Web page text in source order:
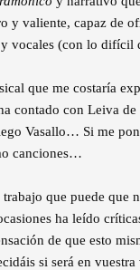
y valiente, capaz de
vocales (con lo difícil
que me costaría
contado con Leiva
Vasallo… Si me
canciones…
que puede
ha leído
de que esto
si será en